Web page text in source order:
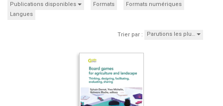
Publications disponibles Formats
Formats numériques
Langues
Trier par : Parutions les plu…